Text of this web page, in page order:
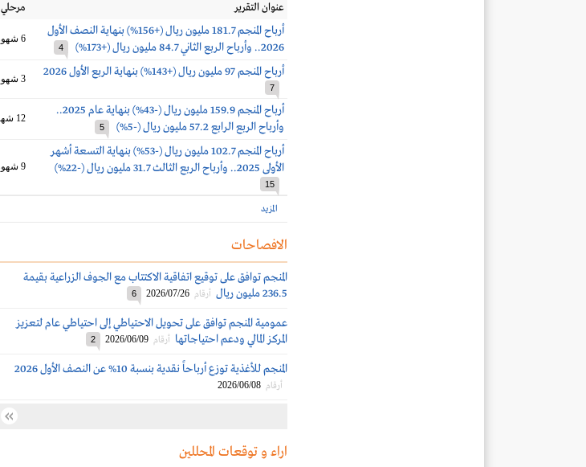
عنوان التقرير مرحلي
أرباح المنجم 181.7 مليون ريال (+156%) بنهاية النصف الأول
2026.. وأرباح الربع الثاني 84.7 مليون ريال (+173%)
4
6 شهور
أرباح المنجم 97 مليون ريال (+143%) بنهاية الربع الأول 2026
7
3 شهور
أرباح المنجم 159.9 مليون ريال (-43%) بنهاية عام 2025..
وأرباح الربع الرابع 57.2 مليون ريال (-5%)
5
12 شهر
أرباح المنجم 102.7 مليون ريال (-53%) بنهاية التسعة أشهر
الأولى 2025.. وأرباح الربع الثالث 31.7 مليون ريال (-22%)
15
9 شهور
المزيد
الافصاحات
المنجم توافق على توقيع اتفاقية الاكتتاب مع الجوف الزراعية بقيمة
236.5 مليون ريال
أرقام 2026/07/26
6
عمومية المنجم توافق على تحويل الاحتياطي إلى احتياطي عام لتعزيز
المركز المالي ودعم احتياجاتها أرقام 2026/06/09
2
المنجم للأغذية توزع أرباحاً نقدية بنسبة 10% عن النصف الأول 2026
أرقام 2026/06/08
اراء و توقعات المحللين